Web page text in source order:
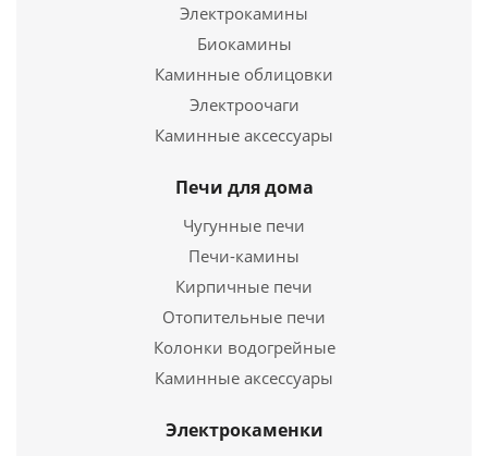
Купить в 1 клик
Отвод нерж. 0,5мм Ø150мм 90°
Электрокамины
Биокамины
Каминные облицовки
Электроочаги
Каминные аксессуары
Печи для дома
Чугунные печи
Печи-камины
Кирпичные печи
Отопительные печи
Колонки водогрейные
Каминные аксессуары
Электрокаменки